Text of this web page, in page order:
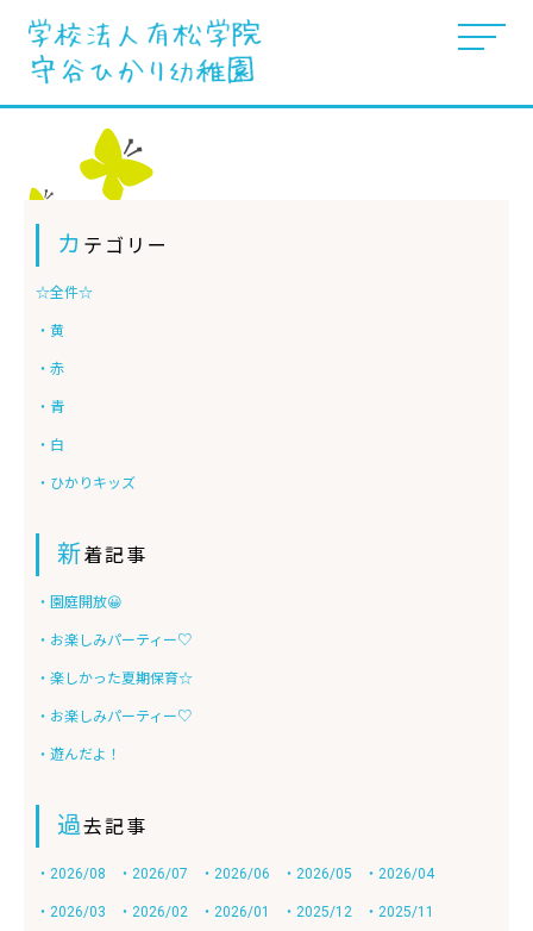
ぴかぴか日記
カ テゴリー
☆全件☆
・黄
・赤
・青
・白
・ひかりキッズ
新着記事
・園庭開放😀
・お楽しみパーティー♡
・楽しかった夏期保育☆
・お楽しみパーティー♡
・遊んだよ！
過去記事
・2026/08 ・2026/07 ・2026/06 ・2026/05 ・2026/04
・2026/03 ・2026/02 ・2026/01 ・2025/12 ・2025/11